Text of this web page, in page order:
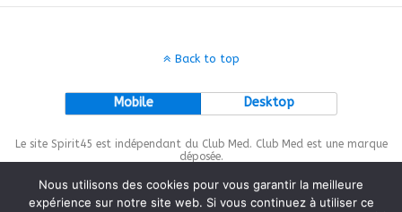
Back to top
Mobile Desktop
Le site Spirit45 est indépendant du Club Med. Club Med est une marque
déposée.
Nous utilisons des cookies pour vous garantir la meilleure
expérience sur notre site web. Si vous continuez à utiliser ce